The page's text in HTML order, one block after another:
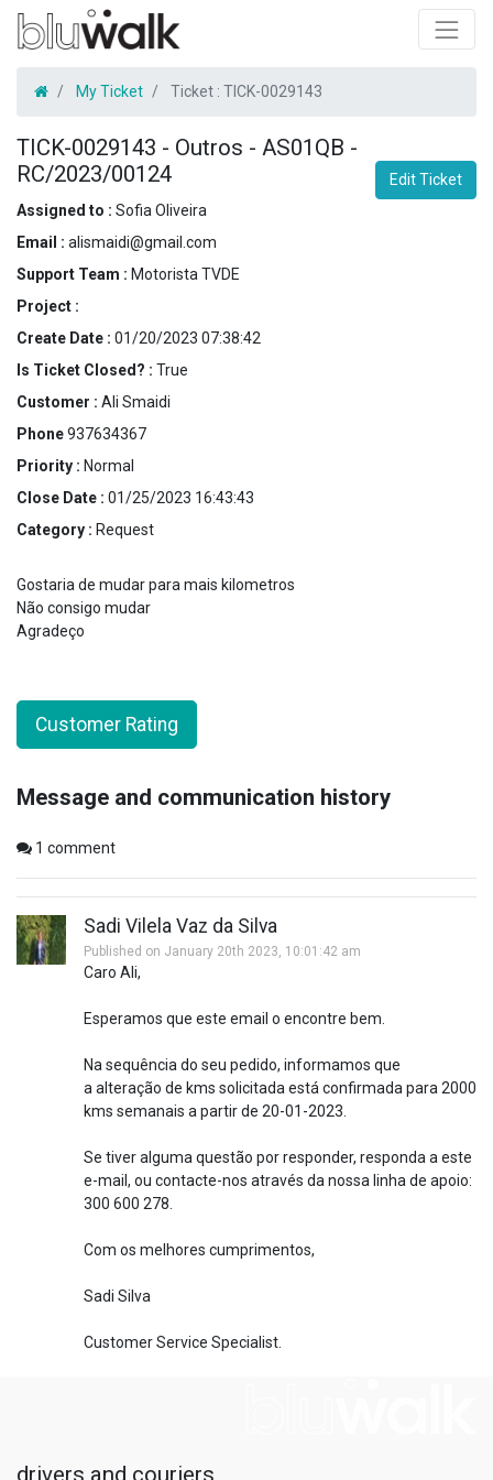
My Ticket Ticket : TICK-0029143
TICK-0029143 - Outros - AS01QB -
RC/2023/00124
Edit Ticket
Assigned to : Sofia Oliveira
Email : alismaidi@gmail.com
Support Team : Motorista TVDE
Project :
Create Date : 01/20/2023 07:38:42
Is Ticket Closed? : True
Customer : Ali Smaidi
Phone937634367
Priority : Normal
Close Date : 01/25/2023 16:43:43
Category : Request
Gostaria de mudar para mais kilometros
Não consigo mudar
Agradeço
Customer Rating
Message and communication history
1 comment
Sadi Vilela Vaz da Silva
Published on January 20th 2023, 10:01:42 am
Caro Ali,
Esperamos que este email o encontre bem.
Na sequência do seu pedido, informamos que
a alteração de kms solicitada está confirmada para 2000
kms semanais a partir de 20-01-2023.
Se tiver alguma questão por responder, responda a este
e-mail, ou contacte-nos através da nossa linha de apoio:
300 600 278.
Com os melhores cumprimentos,
Sadi Silva
Customer Service Specialist.
drivers and couriers